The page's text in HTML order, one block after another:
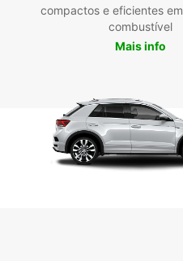
compactos e eficientes
combustível
Mais info